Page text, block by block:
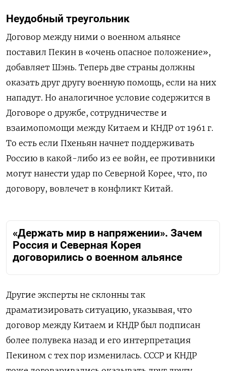
Неудобный треугольник
Договор между ними о военном альянсе
поставил Пекин в «очень опасное положение»,
добавляет Шэнь. Теперь две страны должны
оказать друг другу военную помощь, если на них
нападут. Но аналогичное условие содержится в
Договоре о дружбе, сотрудничестве и
взаимопомощи между Китаем и КНДР от 1961 г.
То есть если Пхеньян начнет поддерживать
Россию в какой-либо из ее войн, ее противники
могут нанести удар по Северной Корее, что, по
договору, вовлечет в конфликт Китай.
«Держать мир в напряжении». Зачем
Россия и Северная Корея
договорились о военном альянсе
Другие эксперты не склонны так
драматизировать ситуацию, указывая, что
договор между Китаем и КНДР был подписан
более полувека назад и его интерпретация
Пекином с тех пор изменилась. СССР и КНДР